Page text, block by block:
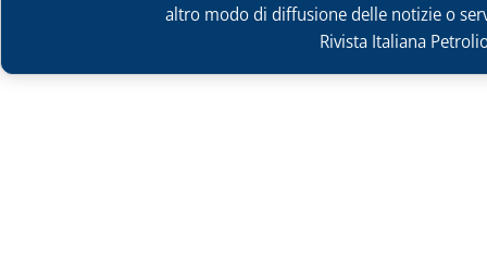
altro modo di diffusione delle notizie o
Rivista Italiana